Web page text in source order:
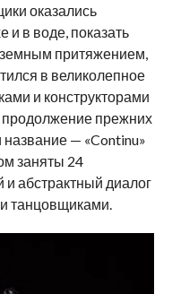
оказались
и в воде, показать
притяжением,
в великолепное
и конструкторами
продолжение прежних
— «Continu»
заняты 24
абстрактный диалог
танцовщиками.